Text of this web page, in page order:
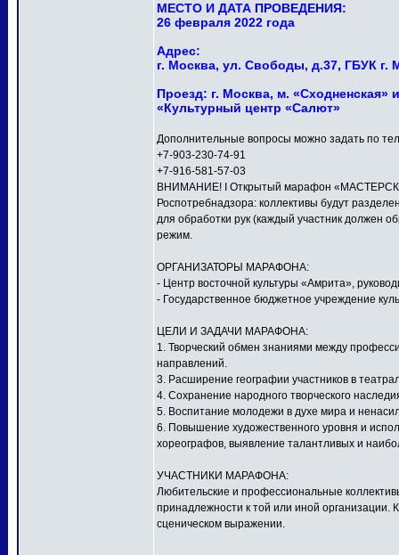
МЕСТО И ДАТА ПРОВЕДЕНИЯ:
26 февраля 2022 года
Адрес:
г. Москва, ул. Свободы, д.37, ГБУК
Проезд: г. Москва, м. «Сходненская»
«Культурный центр «Салют»
Дополнительные вопросы можно задать по
+7-903-230-74-91
+7-916-581-57-03
ВНИМАНИЕ! I Открытый марафон
Роспотребнадзора: коллективы будут
для обработки рук (каждый участник должен
режим.
ОРГАНИЗАТОРЫ МАРАФОНА:
- Центр восточной культуры «Амрита»,
- Государственное бюджетное учреждение
ЦЕЛИ И ЗАДАЧИ МАРАФОНА:
1. Творческий обмен знаниями между
направлений.
3. Расширение географии участников в
4. Сохранение народного творческого
5. Воспитание молодежи в духе мира и
6. Повышение художественного уровня и
хореографов, выявление талантливых и
УЧАСТНИКИ МАРАФОНА:
Любительские и профессиональные
принадлежности к той или иной организации.
сценическом выражении.